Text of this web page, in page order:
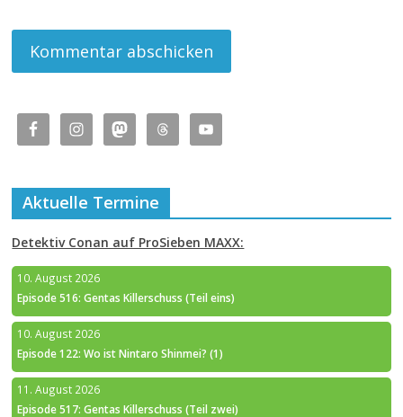
Aktuelle Termine
Detektiv Conan auf ProSieben MAXX:
10. August 2026
Episode 516: Gentas Killerschuss (Teil eins)
10. August 2026
Episode 122: Wo ist Nintaro Shinmei? (1)
11. August 2026
Episode 517: Gentas Killerschuss (Teil zwei)